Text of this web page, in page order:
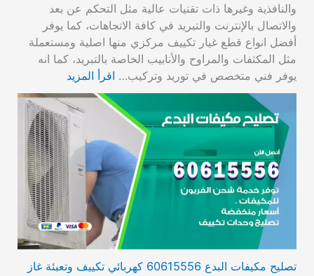
والنافذية وغيرها ذات تقنيات عالية مثل التحكم عن بعد
والاتصال بالإنترنت والتبريد في كافة الاتجاهات، كما يوفر
أفضل انواع قطع غيار تكييف مركزي منها اصلية ومستعملة
مثل المكثفات والمراوح والأنابيب الخاصة بالتبريد، كما انه
يوفر فني متخصص في توريد وتركيب… اقرأ المزيد
تصليح مكيفات البدع 60615556 كهربائي تكييف وتعبئة غاز